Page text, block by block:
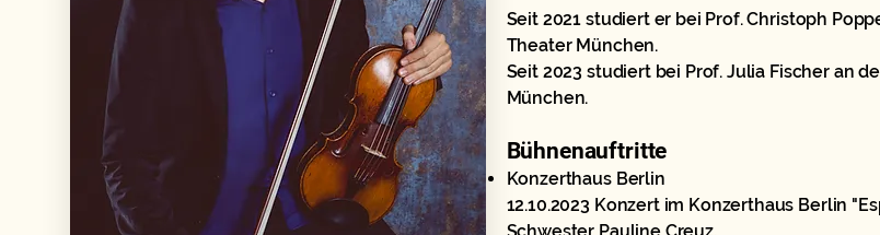
Seit 2021 studiert er bei Prof. Christoph
Theater München.
Seit 2023 studiert bei Prof. Julia Fischer an
München.
Bühnenauftritte
Konzerthaus Berlin
12.10.2023 Konzert im Konzerthaus Berlin